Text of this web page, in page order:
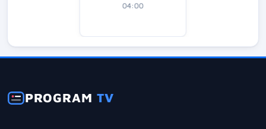
04:00
PROGRAMTV